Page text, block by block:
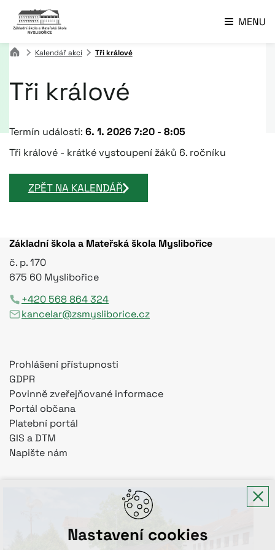
MENU
Kalendář akcí Tři králové
Tři králové
Termín události: 6. 1. 2026 7:20 - 8:05
Tři králové - krátké vystoupení žáků 6. ročníku
ZPĚT NA KALENDÁŘ
Základní škola a Mateřská škola Myslibořice
č. p. 170
675 60 Myslibořice
+420 568 864 324
kancelar@zsmysliborice.cz
Prohlášení přístupnosti
GDPR
Povinně zveřejňované informace
Portál občana
Platební portál
GIS a DTM
Napište nám
Nastavení cookies